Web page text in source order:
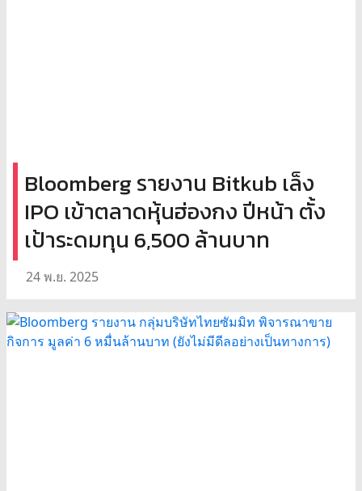
Bloomberg รายงาน Bitkub เล็ง
IPO เข้าตลาดหุ้นฮ่องกง ปีหน้า ตั้ง
เป้าระดมทุน 6,500 ล้านบาท
24 พ.ย. 2025